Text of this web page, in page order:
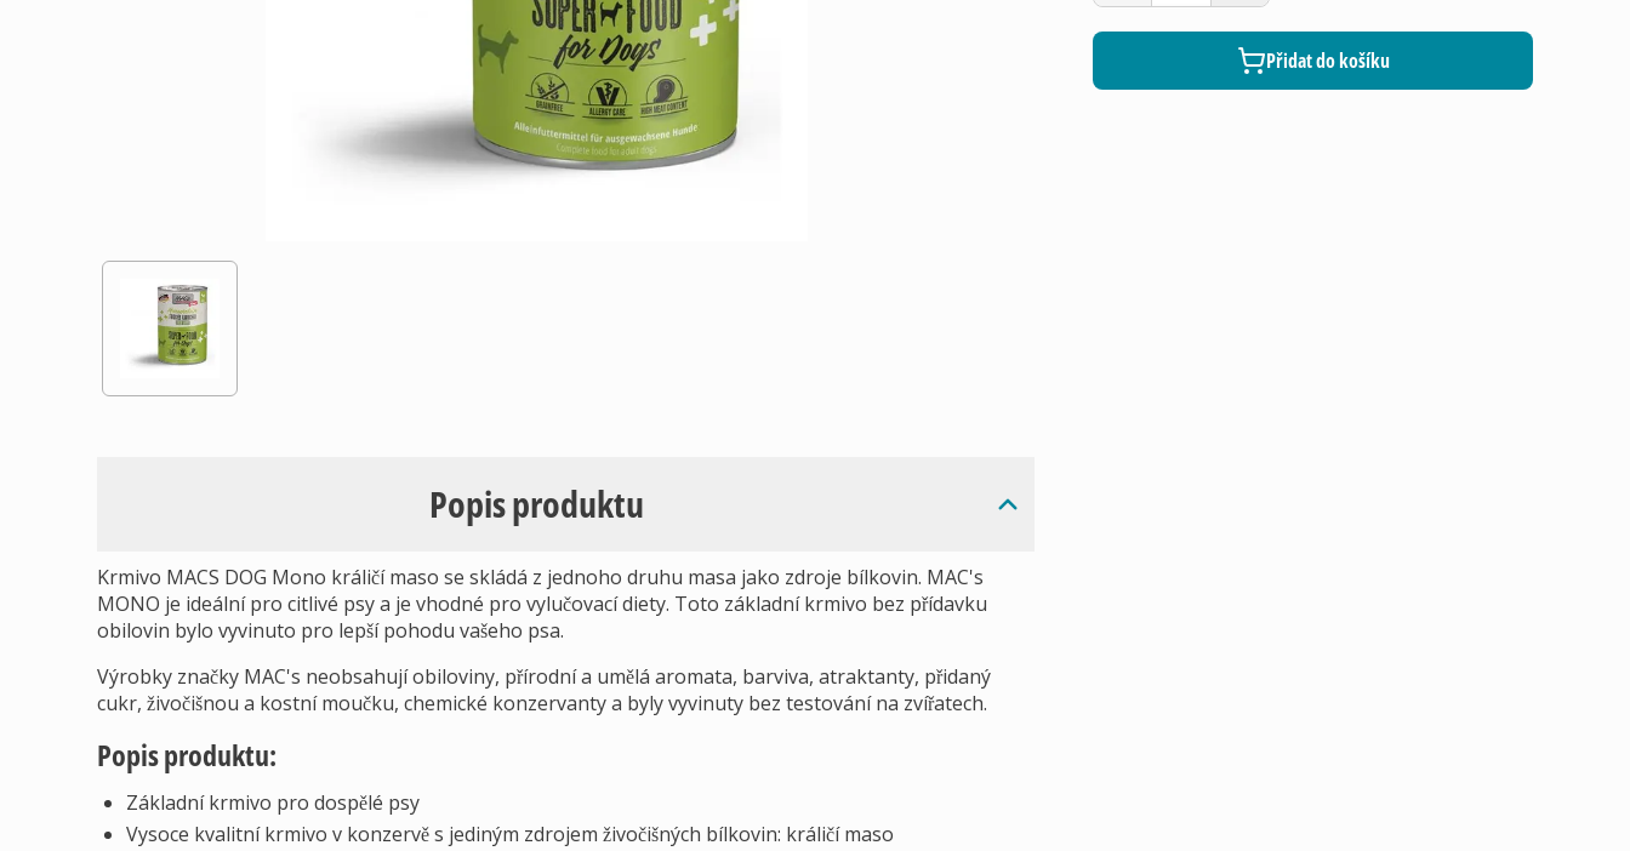
Popis produktu
Krmivo MACS DOG Mono králičí maso se skládá z jednoho druhu masa jako zdroje bílkovin. MAC's
MONO je ideální pro citlivé psy a je vhodné pro vylučovací diety. Toto základní krmivo bez přídavku
obilovin bylo vyvinuto pro lepší pohodu vašeho psa.
Výrobky značky MAC's neobsahují obiloviny, přírodní a umělá aromata, barviva, atraktanty, přidaný
cukr, živočišnou a kostní moučku, chemické konzervanty a byly vyvinuty bez testování na zvířatech.
Popis produktu:
Základní krmivo pro dospělé psy
Vysoce kvalitní krmivo v konzervě s jediným zdrojem živočišných bílkovin: králičí maso
Přidat do košíku